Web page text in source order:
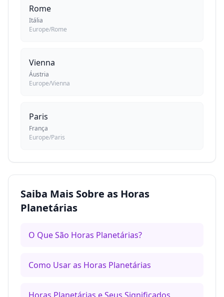
Rome
Itália
Europe/Rome
Vienna
Áustria
Europe/Vienna
Paris
França
Europe/Paris
Saiba Mais Sobre as Horas
Planetárias
O Que São Horas Planetárias?
Como Usar as Horas Planetárias